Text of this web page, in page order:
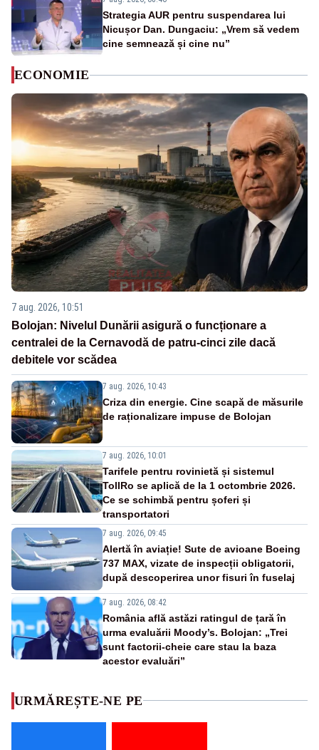
Strategia AUR pentru suspendarea lui
Nicușor Dan. Dungaciu: „Vrem să vedem
cine semnează și cine nu”
ECONOMIE
7 aug. 2026, 10:51
Bolojan: Nivelul Dunării asigură o funcționare a
centralei de la Cernavodă de patru-cinci zile dacă
debitele vor scădea
7 aug. 2026, 10:43
Criza din energie. Cine scapă de măsurile
de raționalizare impuse de Bolojan
7 aug. 2026, 10:01
Tarifele pentru rovinietă și sistemul
TollRo se aplică de la 1 octombrie 2026.
Ce se schimbă pentru șoferi și
transportatori
7 aug. 2026, 09:45
Alertă în aviație! Sute de avioane Boeing
737 MAX, vizate de inspecții obligatorii,
după descoperirea unor fisuri în fuselaj
7 aug. 2026, 08:42
România află astăzi ratingul de țară în
urma evaluării Moody’s. Bolojan: „Trei
sunt factorii-cheie care stau la baza
acestor evaluări”
URMĂREȘTE-NE PE